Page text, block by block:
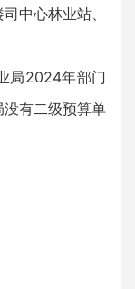
中心林业站、
局2024年部门
有二级预算单